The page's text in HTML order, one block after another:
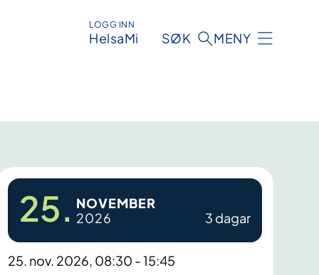
LOGG INN
HelsaMi SØK MENY
25. NOVEMBER
2026
3 dagar
25. nov. 2026, 08:30 - 15:45